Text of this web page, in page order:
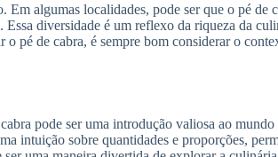
algumas localidades, pode ser que o pé de
diversidade é um reflexo da riqueza da
pé de cabra, é sempre bom considerar o
pode ser uma introdução valiosa ao mundo
intuição sobre quantidades e proporções,